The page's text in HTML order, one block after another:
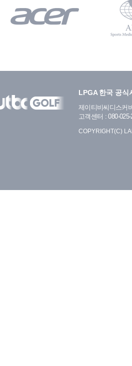
LPGA 한국 공식
제이티비씨디스커
고객센터 : 080-025-
COPYRIGHT(C)